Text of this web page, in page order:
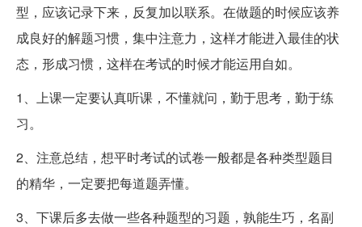
型，应该记录下来，反复加以联系。在做题的时候应该养
成良好的解题习惯，集中注意力，这样才能进入最佳的状
态，形成习惯，这样在考试的时候才能运用自如。
1、上课一定要认真听课，不懂就问，勤于思考，勤于练
习。
2、注意总结，想平时考试的试卷一般都是各种类型题目
的精华，一定要把每道题弄懂。
3、下课后多去做一些各种题型的习题，孰能生巧，名副